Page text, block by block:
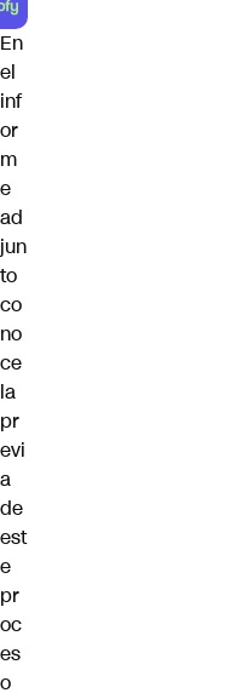
En
el
inf
or
m
e
ad
jun
to
co
no
ce
la
pr
evi
a
de
est
e
pr
oc
es
o